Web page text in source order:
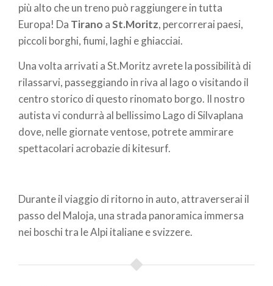
più alto che un treno può raggiungere in tutta
Europa! Da Tirano aSt.Moritz, percorrerai paesi,
piccoli borghi, fiumi, laghi e ghiacciai.
Una volta arrivati a St.Moritz avrete la possibilità di
rilassarvi, passeggiando in riva al lago o visitando il
centro storico di questo rinomato borgo. Il nostro
autista vi condurrà al bellissimo Lago di Silvaplana
dove, nelle giornate ventose, potrete ammirare
spettacolari acrobazie di kitesurf.
Durante il viaggio di ritorno in auto, attraverserai il
passo del Maloja, una strada panoramica immersa
nei boschi tra le Alpi italiane e svizzere.